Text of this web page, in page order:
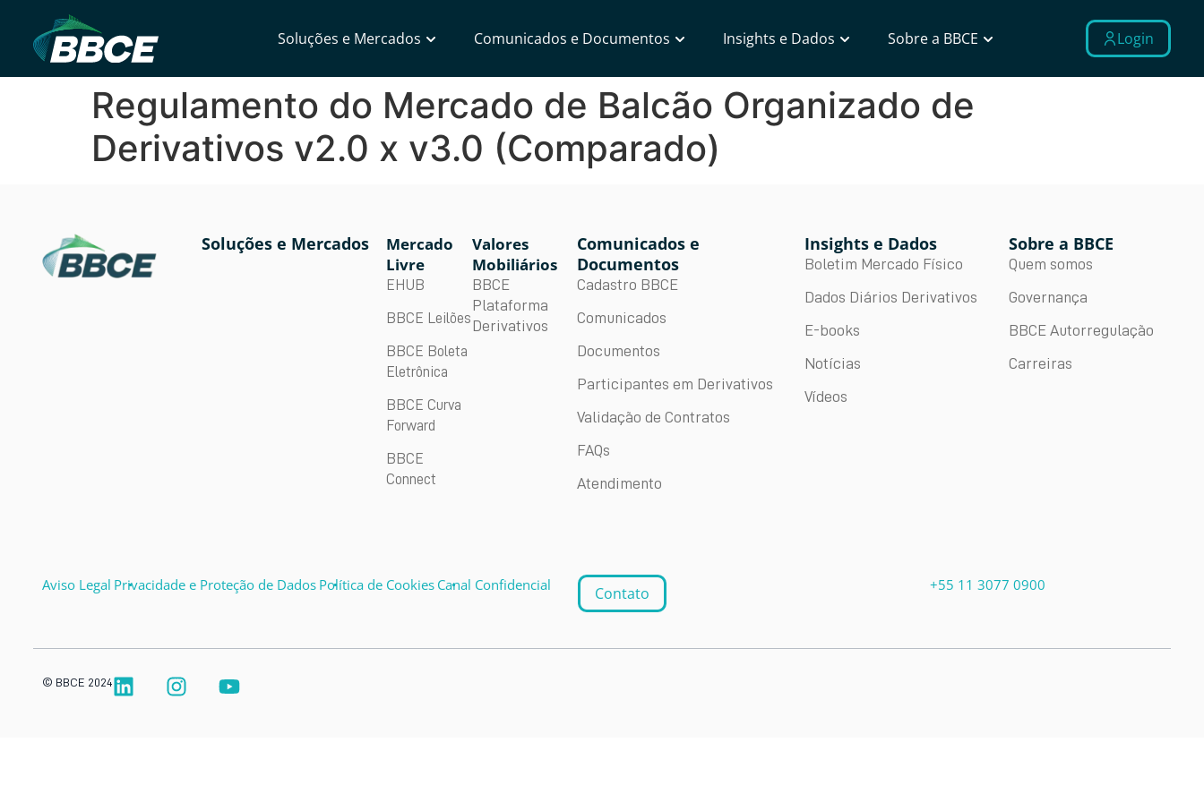
Soluções e Mercados Comunicados e Documentos Insights e Dados Sobre a BBCE Login
Regulamento do Mercado de Balcão Organizado de
Derivativos v2.0 x v3.0 (Comparado)
Soluções e Mercados
Mercado
Livre
EHUB
BBCE Leilões
BBCE Boleta
Eletrônica
BBCE Curva
Forward
BBCE
Connect
Valores
Mobiliários
BBCE
Plataforma
Derivativos
Comunicados e
Documentos
Cadastro BBCE
Comunicados
Documentos
Participantes em Derivativos
Validação de Contratos
FAQs
Atendimento
Insights e Dados
Boletim Mercado Físico
Dados Diários Derivativos
E-books
Notícias
Vídeos
Sobre a BBCE
Quem somos
Governança
BBCE Autorregulação
Carreiras
Aviso Legal Privacidade e Proteção de Dados Política de Cookies Canal Confidencial Contato +55 11 3077 0900
© BBCE 2024